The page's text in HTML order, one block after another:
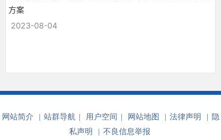
方案
2023-08-04
网站简介 | 站群导航 | 用户空间 | 网站地图 | 法律声明 | 隐
私声明
| 不良信息举报